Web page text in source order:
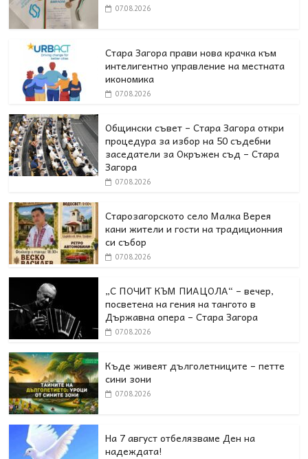
07.08.2026
Стара Загора прави нова крачка към
интелигентно управление на местната
икономика
07.08.2026
Общински съвет – Стара Загора откри
процедура за избор на 50 съдебни
заседатели за Окръжен съд – Стара
Загора
07.08.2026
Старозагорското село Малка Верея
кани жители и гости на традиционния
си събор
07.08.2026
„С ПОЧИТ КЪМ ПИАЦОЛА“ – вечер,
посветена на гения на тангото в
Държавна опера – Стара Загора
07.08.2026
Къде живеят дълголетниците – петте
сини зони
07.08.2026
На 7 август отбелязваме Ден на
надеждата!